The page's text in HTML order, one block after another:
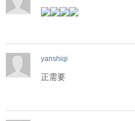
yanshiqi
正需要